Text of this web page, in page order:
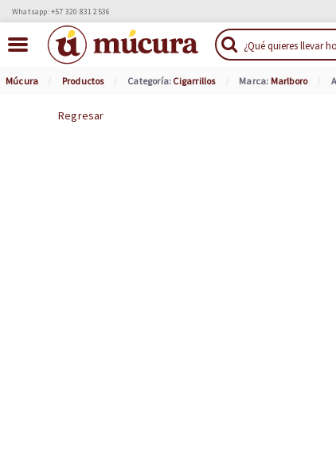
Whatsapp: +57 320 831 2536
Múcura Productos Categoría: Cigarrillos Marca: Marlboro
Regresar